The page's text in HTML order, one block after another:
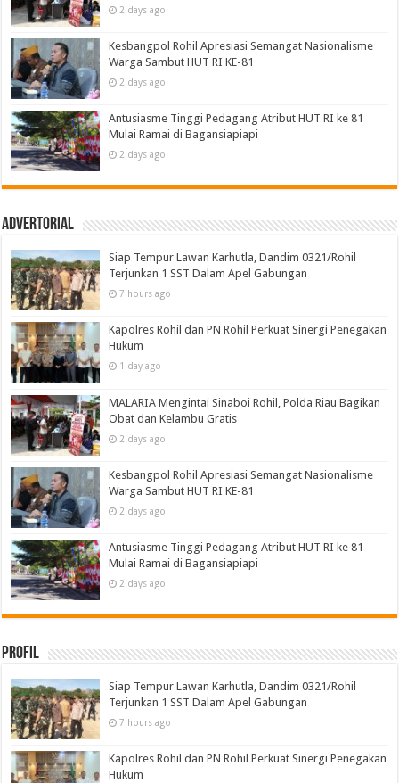
2 days ago
Kesbangpol Rohil Apresiasi Semangat Nasionalisme
Warga Sambut HUT RI KE-81
2 days ago
Antusiasme Tinggi Pedagang Atribut HUT RI ke 81
Mulai Ramai di Bagansiapiapi
2 days ago
Advertorial
Siap Tempur Lawan Karhutla, Dandim 0321/Rohil
Terjunkan 1 SST Dalam Apel Gabungan
7 hours ago
Kapolres Rohil dan PN Rohil Perkuat Sinergi Penegakan
Hukum
1 day ago
MALARIA Mengintai Sinaboi Rohil, Polda Riau Bagikan
Obat dan Kelambu Gratis
2 days ago
Kesbangpol Rohil Apresiasi Semangat Nasionalisme
Warga Sambut HUT RI KE-81
2 days ago
Antusiasme Tinggi Pedagang Atribut HUT RI ke 81
Mulai Ramai di Bagansiapiapi
2 days ago
Profil
Siap Tempur Lawan Karhutla, Dandim 0321/Rohil
Terjunkan 1 SST Dalam Apel Gabungan
7 hours ago
Kapolres Rohil dan PN Rohil Perkuat Sinergi Penegakan
Hukum